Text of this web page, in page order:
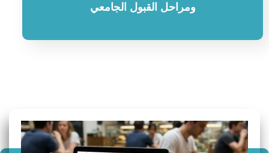
ومراحل القبول الجامعي
سؤال وجواب